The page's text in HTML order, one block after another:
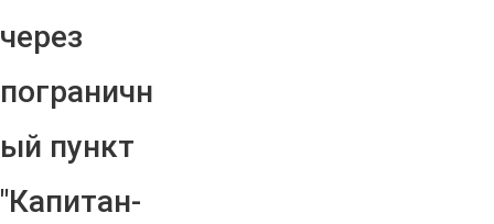
через
пограничн
ый пункт
"Капитан-